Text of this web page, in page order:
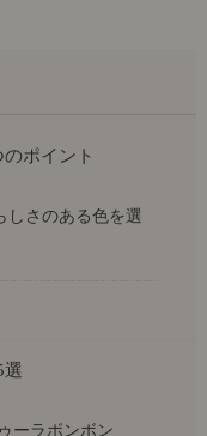
ポイント
さのある色を選
ーラボンボン